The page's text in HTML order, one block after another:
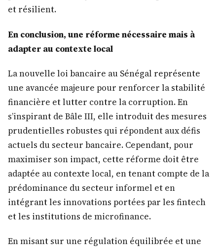
et résilient.
En conclusion, une réforme nécessaire mais à
adapter au contexte local
La nouvelle loi bancaire au Sénégal représente
une avancée majeure pour renforcer la stabilité
financière et lutter contre la corruption. En
s’inspirant de Bâle III, elle introduit des mesures
prudentielles robustes qui répondent aux défis
actuels du secteur bancaire. Cependant, pour
maximiser son impact, cette réforme doit être
adaptée au contexte local, en tenant compte de la
prédominance du secteur informel et en
intégrant les innovations portées par les fintech
et les institutions de microfinance.
En misant sur une régulation équilibrée et une